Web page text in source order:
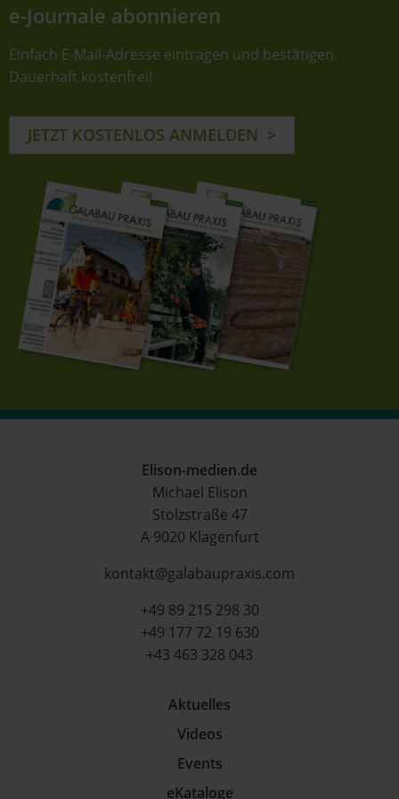
e-Journale abonnieren
Einfach E-Mail-Adresse eintragen und bestätigen.
Dauerhaft kostenfrei!
JETZT KOSTENLOS ANMELDEN
Elison-medien.de
Michael Elison
Stolzstraße 47
A 9020 Klagenfurt
kontakt@galabaupraxis.com
+49 89 215 298 30
+49 177 72 19 630
+43 463 328 043
Aktuelles
Videos
Events
eKataloge